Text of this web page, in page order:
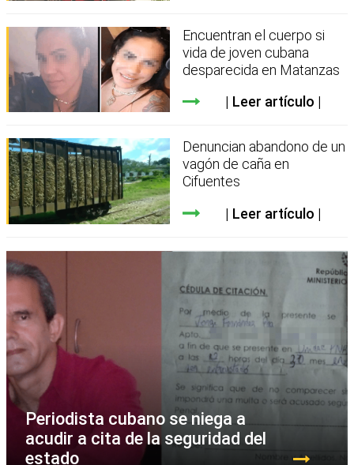
Encuentran el cuerpo si
vida de joven cubana
desparecida en Matanzas
Leer artículo
Denuncian abandono de un
vagón de caña en
Cifuentes
Leer artículo
Periodista cubano se niega a
acudir a cita de la seguridad del
estado